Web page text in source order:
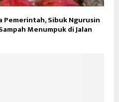
Pemerintah, Sibuk Ngurusin
Menumpuk di Jalan